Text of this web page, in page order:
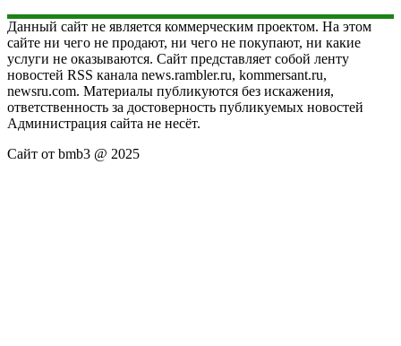
Данный сайт не является коммерческим проектом. На этом
сайте ни чего не продают, ни чего не покупают, ни какие
услуги не оказываются. Сайт представляет собой ленту
новостей RSS канала news.rambler.ru, kommersant.ru,
newsru.com. Материалы публикуются без искажения,
ответственность за достоверность публикуемых новостей
Администрация сайта не несёт.
Сайт от bmb3 @ 2025